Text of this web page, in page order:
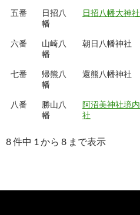
五番
日招八
幡
日招八幡大神社
六番
山崎八
幡
朝日八幡神社
七番
帰熊八
幡
還熊八幡神社
八番
勝山八
幡
阿沼美神社境内
社
8 件中 1 から 8 まで表示